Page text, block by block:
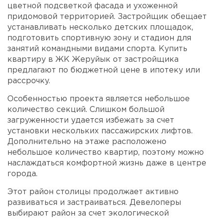
цветной подсветкой фасада и ухоженной
придомовой территорией. Застройщик обещает
устанавливать несколько детских площадок,
подготовить спортивную зону и стадион для
занятий командными видами спорта. Купить
квартиру в ЖК Жеруйык от застройщика
предлагают по бюджетной цене в ипотеку или
рассрочку.
Особенностью проекта является небольшое
количество секций. Слишком большой
загруженности удается избежать за счет
установки нескольких пассажирских лифтов.
Дополнительно на этаже расположено
небольшое количество квартир, поэтому можно
наслаждаться комфортной жизнь даже в центре
города.
Этот район столицы продолжает активно
развиваться и застраиваться. Девелоперы
выбирают район за счет экологической